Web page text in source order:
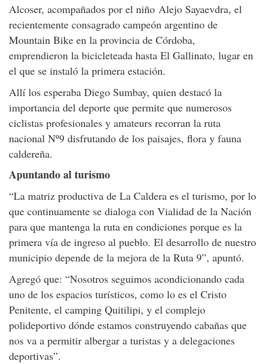
Alcoser, acompañados por el niño Alejo Sayaevdra, el
recientemente consagrado campeón argentino de
Mountain Bike en la provincia de Córdoba,
emprendieron la bicicleteada hasta El Gallinato, lugar en
el que se instaló la primera estación.
Allí los esperaba Diego Sumbay, quien destacó la
importancia del deporte que permite que numerosos
ciclistas profesionales y amateurs recorran la ruta
nacional Nº9 disfrutando de los paisajes, flora y fauna
caldereña.
Apuntando al turismo
“La matriz productiva de La Caldera es el turismo, por lo
que continuamente se dialoga con Vialidad de la Nación
para que mantenga la ruta en condiciones porque es la
primera vía de ingreso al pueblo. El desarrollo de nuestro
municipio depende de la mejora de la Ruta 9”, apuntó.
Agregó que: “Nosotros seguimos acondicionando cada
uno de los espacios turísticos, como lo es el Cristo
Penitente, el camping Quitilipi, y el complejo
polideportivo dónde estamos construyendo cabañas que
nos va a permitir albergar a turistas y a delegaciones
deportivas”.